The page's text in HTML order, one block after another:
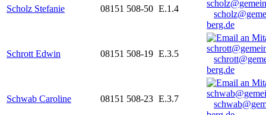
Scholz Stefanie 08151 508-50 E.1.4
berg.de
Schrott Edwin 08151 508-19 E.3.5
berg.de
Schwab Caroline 08151 508-23 E.3.7